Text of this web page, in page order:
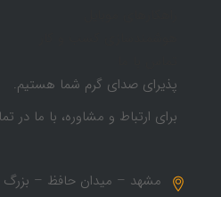
پذیرای صدای گرم شما هستیم.
برای ارتباط و مشاوره، با ما در
مشهد – میدان حافظ – بزرگ